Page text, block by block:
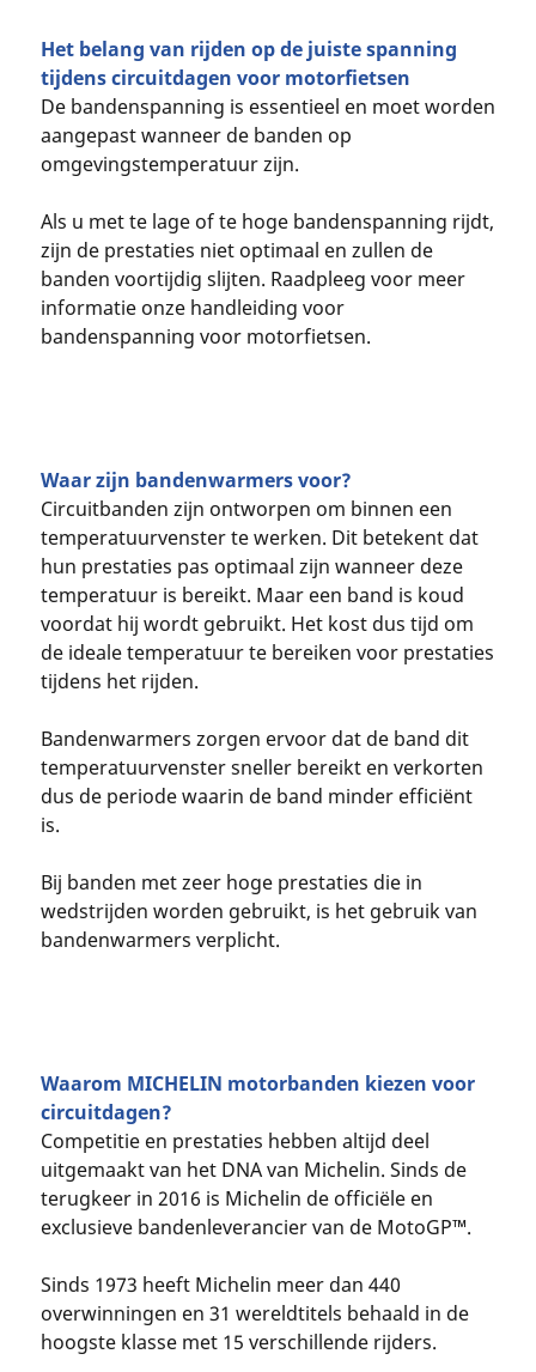
Het belang van rijden op de juiste spanning
tijdens circuitdagen voor motorfietsen
De bandenspanning is essentieel en moet worden
aangepast wanneer de banden op
omgevingstemperatuur zijn.
Als u met te lage of te hoge bandenspanning rijdt,
zijn de prestaties niet optimaal en zullen de
banden voortijdig slijten. Raadpleeg voor meer
informatie onze handleiding voor
bandenspanning voor motorfietsen.
Waar zijn bandenwarmers voor?
Circuitbanden zijn ontworpen om binnen een
temperatuurvenster te werken. Dit betekent dat
hun prestaties pas optimaal zijn wanneer deze
temperatuur is bereikt. Maar een band is koud
voordat hij wordt gebruikt. Het kost dus tijd om
de ideale temperatuur te bereiken voor prestaties
tijdens het rijden.
Bandenwarmers zorgen ervoor dat de band dit
temperatuurvenster sneller bereikt en verkorten
dus de periode waarin de band minder efficiënt
is.
Bij banden met zeer hoge prestaties die in
wedstrijden worden gebruikt, is het gebruik van
bandenwarmers verplicht.
Waarom MICHELIN motorbanden kiezen voor
circuitdagen?
Competitie en prestaties hebben altijd deel
uitgemaakt van het DNA van Michelin. Sinds de
terugkeer in 2016 is Michelin de officiële en
exclusieve bandenleverancier van de MotoGP™.
Sinds 1973 heeft Michelin meer dan 440
overwinningen en 31 wereldtitels behaald in de
hoogste klasse met 15 verschillende rijders.